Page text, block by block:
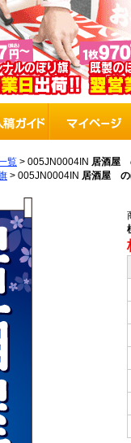
覧 > 005JN0004IN 居酒屋
> 005JN0004IN 居酒屋